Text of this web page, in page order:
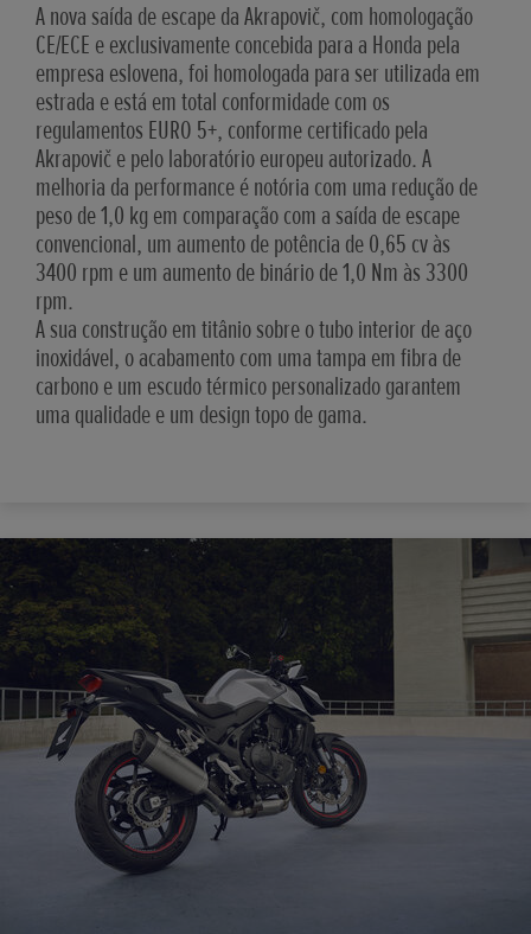
A nova saída de escape da Akrapovič, com homologação
CE/ECE e exclusivamente concebida para a Honda pela
empresa eslovena, foi homologada para ser utilizada em
estrada e está em total conformidade com os
regulamentos EURO 5+, conforme certificado pela
Akrapovič e pelo laboratório europeu autorizado. A
melhoria da performance é notória com uma redução de
peso de 1,0 kg em comparação com a saída de escape
convencional, um aumento de potência de 0,65 cv às
3400 rpm e um aumento de binário de 1,0 Nm às 3300
rpm.
A sua construção em titânio sobre o tubo interior de aço
inoxidável, o acabamento com uma tampa em fibra de
carbono e um escudo térmico personalizado garantem
uma qualidade e um design topo de gama.